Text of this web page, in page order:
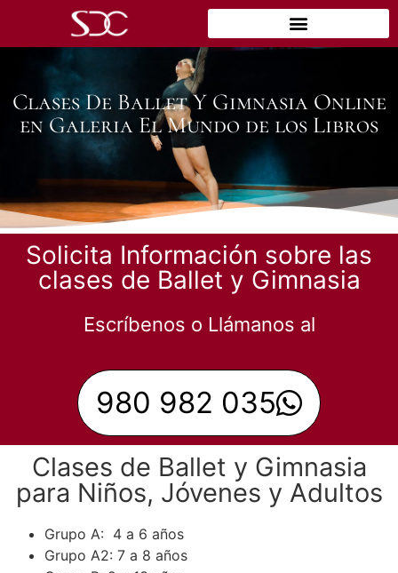
Clases De Ballet Y Gimnasia Online
en Galeria El Mundo de los Libros
Solicita Información sobre las
clases de Ballet y Gimnasia
Escríbenos o Llámanos al
980 982 035
Clases de Ballet y Gimnasia
para Niños, Jóvenes y Adultos
Grupo A: 4 a 6 años
Grupo A2: 7 a 8 años